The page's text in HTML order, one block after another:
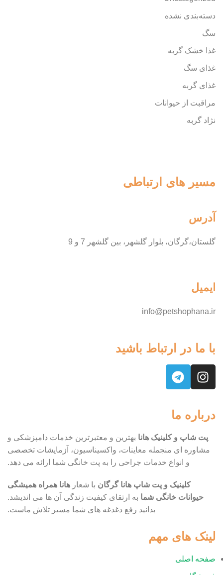
دسته‌بندی نشده
سگ
غذا خشک گربه
غذای سگ
غذای گربه
مراقبت از حیوانات
نژاد گربه
لینک های مهم
صفحه اصلی
درباره ما
پت شاپ و کلینیک هانا بهترین و معتبرترین خدمات دامپزشکی و
مشاوره ای منجمله معاینات، واکسیناسیون، آزمایشات تخصصی
و انواع خدمات جراحی را به پت خانگی شما ارائه می دهد.
کلینیک و پت شاپ هانا گرگان با شعار هانا همراه همیشگی
حیوانات خانگی شما به ارتقای کیفیت زندگی آن ها می اندیشد.
بدانید رفع دغدغه های شما مسیر تلاش ماست.
مسیر های ارتباطی
آدرس
گلستان،گرگان، بلوار گلشهر، بین گلشهر 7 و 9
ایمیل
info@petshophana.ir
با ما در ارتباط باشید